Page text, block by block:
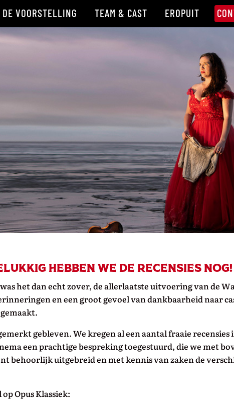
DE VOORSTELLING TEAM & CAST EROPUIT
hebben we de recensies nog!
het dan echt zover, de allerlaatste uitvoering van de
en een groot gevoel van dankbaarheid naar
gebleven. We kregen al een aantal fraaie
een prachtige bespreking toegestuurd, die we met
behoorlijk uitgebreid en met kennis van zaken de
Opus Klassiek: